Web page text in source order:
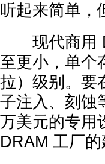
听起来简单，
现代商用
至更小，单个
拉）级别。要
子注入、刻蚀
万美元的专用
DRAM 工厂